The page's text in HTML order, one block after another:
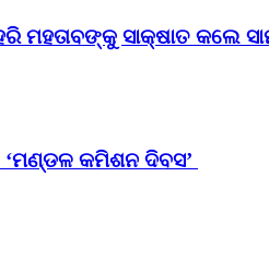
ମହତାବଙ୍କୁ ସାକ୍ଷାତ କଲେ
‘ମଣ୍ଡଳ କମିଶନ ଦିବସ’